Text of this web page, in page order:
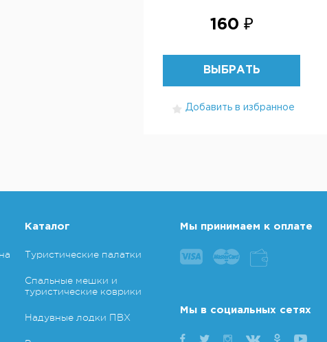
160 ₽
ВЫБРАТЬ
Добавить в избранное
Каталог
Туристические палатки
Спальные мешки и
туристические коврики
Надувные лодки ПВХ
Мы принимаем к оплате
Мы в социальных сетях